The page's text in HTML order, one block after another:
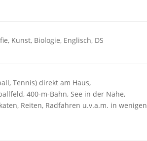
Kunst, Biologie, Englisch, DS
Tennis) direkt am Haus,
400-m-Bahn, See in der Nähe,
Reiten, Radfahren u.v.a.m. in wenigen